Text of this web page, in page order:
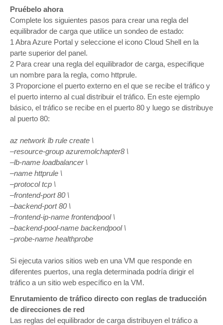
Pruébelo ahora
Complete los siguientes pasos para crear una regla del
equilibrador de carga que utilice un sondeo de estado:
1 Abra Azure Portal y seleccione el icono Cloud Shell en la
parte superior del panel.
2 Para crear una regla del equilibrador de carga, especifique
un nombre para la regla, como httprule.
3 Proporcione el puerto externo en el que se recibe el tráfico y
el puerto interno al cual distribuir el tráfico. En este ejemplo
básico, el tráfico se recibe en el puerto 80 y luego se distribuye
al puerto 80:
az network lb rule create \
–resource-group azuremolchapter8 \
–lb-name loadbalancer \
–name httprule \
–protocol tcp \
–frontend-port 80 \
–backend-port 80 \
–frontend-ip-name frontendpool \
–backend-pool-name backendpool \
–probe-name healthprobe
Si ejecuta varios sitios web en una VM que responde en
diferentes puertos, una regla determinada podría dirigir el
tráfico a un sitio web específico en la VM.
Enrutamiento de tráfico directo con reglas de traducción
de direcciones de red
Las reglas del equilibrador de carga distribuyen el tráfico a